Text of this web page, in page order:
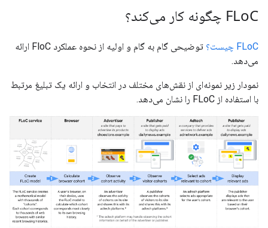
FLoC چگونه کار می‌کند؟
FLoC چیست؟
توضیحی گام به گام و اولیه از نحوه عملکرد FloC ارائه
می‌دهد.
نمودار زیر نمونه‌ای از نقش‌های مختلف در انتخاب و ارائه یک تبلیغ مرتبط
با استفاده از FLoC را نشان می‌دهد.